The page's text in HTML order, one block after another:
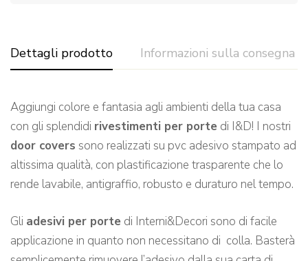
Dettagli prodotto Informazioni sulla consegna
Aggiungi colore e fantasia agli ambienti della tua casa
con gli splendidi rivestimenti per porte di I&D! I nostri
door covers sono realizzati su pvc adesivo stampato ad
altissima qualità, con plastificazione trasparente che lo
rende lavabile, antigraffio, robusto e duraturo nel tempo.
Gli adesivi per porte di Interni&Decori sono di facile
applicazione in quanto non necessitano di colla. Basterà